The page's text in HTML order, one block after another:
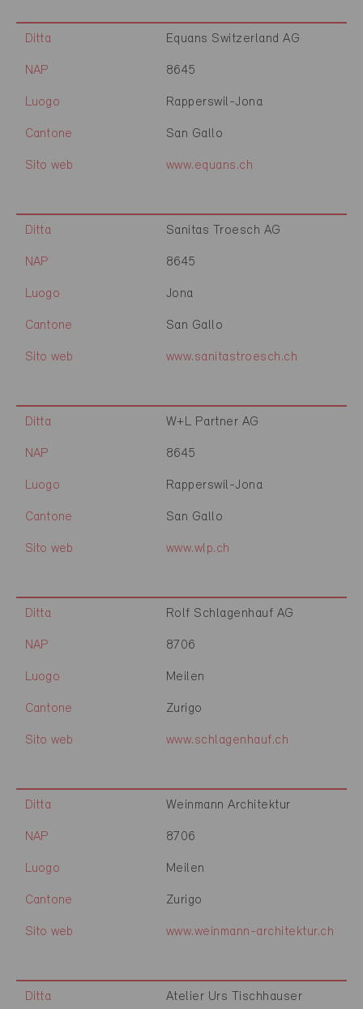
Ditta Equans Switzerland AG
NAP 8645
Luogo Rapperswil-Jona
Cantone San Gallo
Sito web www.equans.ch
Ditta Sanitas Troesch AG
NAP 8645
Luogo Jona
Cantone San Gallo
Sito web www.sanitastroesch.ch
Ditta W+L Partner AG
NAP 8645
Luogo Rapperswil-Jona
Cantone San Gallo
Sito web www.wlp.ch
Ditta Rolf Schlagenhauf AG
NAP 8706
Luogo Meilen
Cantone Zurigo
Sito web www.schlagenhauf.ch
Ditta Weinmann Architektur
NAP 8706
Luogo Meilen
Cantone Zurigo
Sito web www.weinmann-architektur.ch
Ditta Atelier Urs Tischhauser